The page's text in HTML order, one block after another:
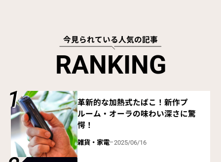
今見られている人気の記事
RANKING
革新的な加熱式たばこ！新作プ
ルーム・オーラの味わい深さに驚
愕！
雑貨・家電 2025/06/16